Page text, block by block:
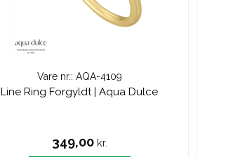
Vare nr.: AQA-4109
Line Ring Forgyldt | Aqua Dulce
349,00 kr.